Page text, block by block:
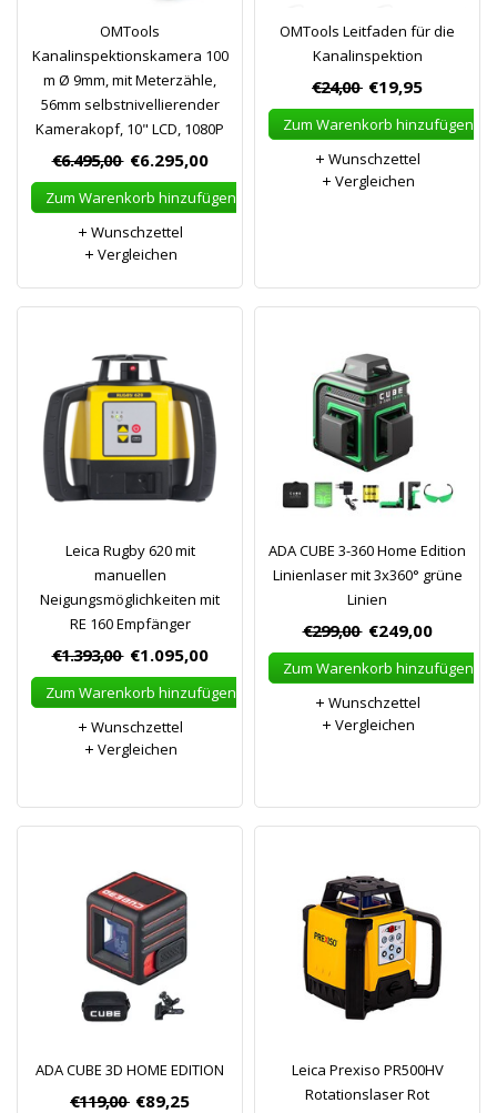
OMTools
Kanalinspektionskamera 100
m Ø 9mm, mit Meterzähle,
56mm selbstnivellierender
Kamerakopf, 10" LCD, 1080P
€6.495,00 €6.295,00
Zum Warenkorb hinzufügen
Wunschzettel
Vergleichen
OMTools Leitfaden für die
Kanalinspektion
€24,00 €19,95
Zum Warenkorb hinzufügen
Wunschzettel
Vergleichen
Leica Rugby 620 mit
manuellen
Neigungsmöglichkeiten mit
RE 160 Empfänger
€1.393,00 €1.095,00
Zum Warenkorb hinzufügen
Wunschzettel
Vergleichen
ADA CUBE 3-360 Home Edition
Linienlaser mit 3x360° grüne
Linien
€299,00 €249,00
Zum Warenkorb hinzufügen
Wunschzettel
Vergleichen
ADA CUBE 3D HOME EDITION
€119,00 €89,25
Leica Prexiso PR500HV
Rotationslaser Rot